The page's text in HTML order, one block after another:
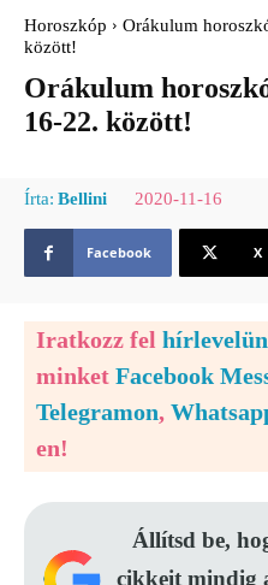
Horoszkóp
Orákulum
között!
Orákulum
16-22. között!
Írta: Bellini 2020-11-16
Facebook X
Iratkozz fel
minket Facebook
Telegramon,
en!
Állítsd be,
cikkeit mindig